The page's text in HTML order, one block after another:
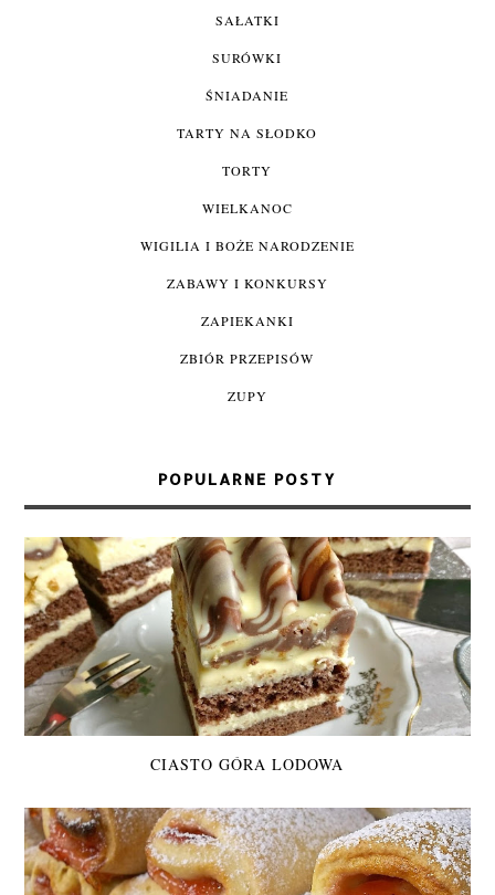
SAŁATKI
SURÓWKI
ŚNIADANIE
TARTY NA SŁODKO
TORTY
WIELKANOC
WIGILIA I BOŻE NARODZENIE
ZABAWY I KONKURSY
ZAPIEKANKI
ZBIÓR PRZEPISÓW
ZUPY
POPULARNE POSTY
CIASTO GÓRA LODOWA